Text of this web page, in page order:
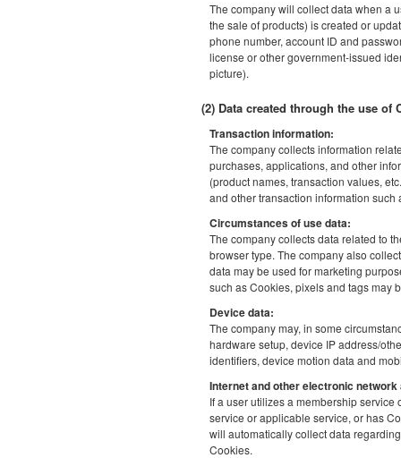
The company will collect data when a
the sale of products) is created or
phone number, account ID and
license or other government-issued
picture).
(2) Data created through the use
Transaction information:
The company collects information
purchases, applications, and other
(product names, transaction values,
and other transaction information
Circumstances of use data:
The company collects data related to
browser type. The company also
data may be used for marketing
such as Cookies, pixels and tags may
Device data:
The company may, in some
hardware setup, device IP address/
identifiers, device motion data and
Internet and other electronic
If a user utilizes a membership
service or applicable service, or has
will automatically collect data
Cookies.